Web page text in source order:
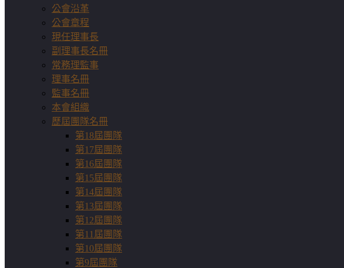
公會沿革
公會章程
現任理事長
副理事長名冊
常務理監事
理事名冊
監事名冊
本會組織
歷屆團隊名冊
第18屆團隊
第17屆團隊
第16屆團隊
第15屆團隊
第14屆團隊
第13屆團隊
第12屆團隊
第11屆團隊
第10屆團隊
第9屆團隊